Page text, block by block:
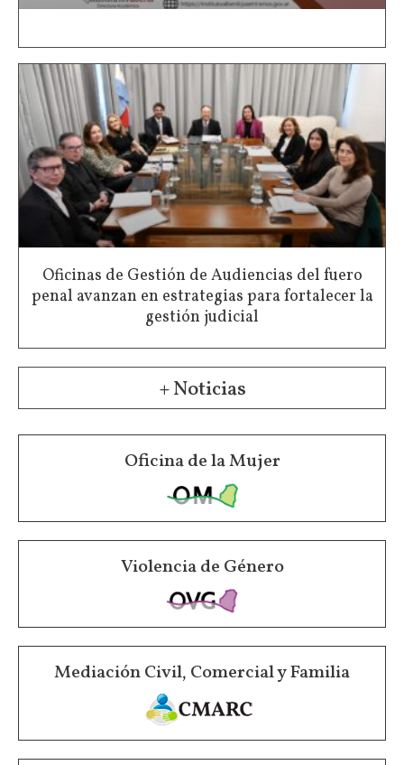
Oficinas de Gestión de Audiencias del fuero
penal avanzan en estrategias para fortalecer la
gestión judicial
+ Noticias
Oficina de la Mujer
Violencia de Género
Mediación Civil, Comercial y Familia